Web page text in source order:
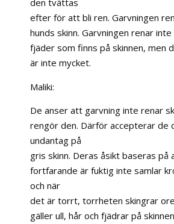
den tvättas
efter för att bli ren. Garvningen
hunds skinn. Garvningen renar
fjäder som finns på skinnen, men
är inte mycket.
Maliki:
De anser att garvning inte renar
rengör den. Därför accepterar de
undantag på
gris skinn. Deras åsikt baseras på
fortfarande är fuktig inte samlar
och när
det är torrt, torrheten skingrar
gäller ull, hår och fjädrar på